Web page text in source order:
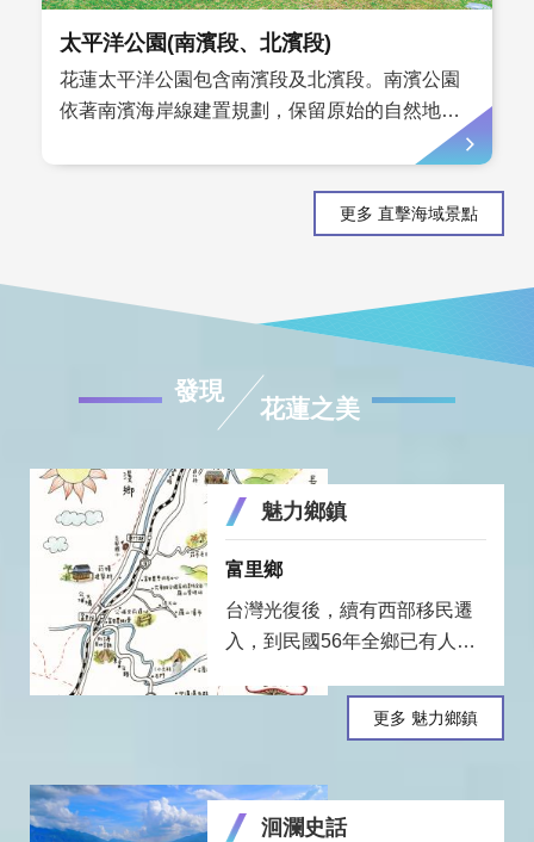
太平洋公園(南濱段、北濱段)
花蓮太平洋公園包含南濱段及北濱段。南濱公園
依著南濱海岸線建置規劃，保留原始的自然地
景，坐在岸邊大顆的石頭上，可遠眺整片太平洋
與新月造型的「洄瀾新灣」，在海堤旁，連接兩
潭自行車道，公園環境乾淨，並規劃行人休息的
座椅，幅員寬廣，加上花蓮的好空氣，是民眾不
更多 直擊海域景點
發現
花蓮之美
魅力鄉鎮
富里鄉
台灣光復後，續有西部移民遷
入，到民國56年全鄉已有人口
多的年代，目前因人口外流嚴
重僅餘一萬二千人。鄉內居民
使本鄉成為台灣東部的農業菁
華區，以泉豐土沃，物產富饒
更多 魅力鄉鎮
洄瀾史話